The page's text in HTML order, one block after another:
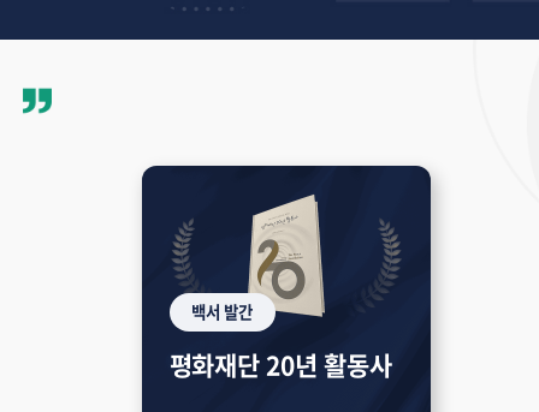
백서 발간
평화재단 20년 활동사